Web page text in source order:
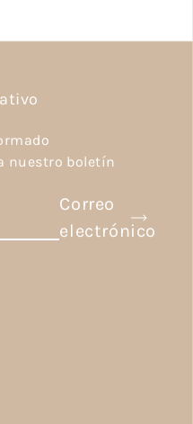
nuestro boletín
Correo
electrónico